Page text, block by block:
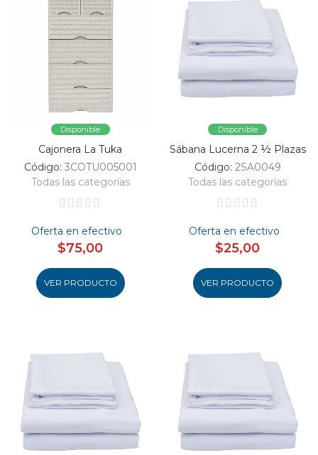
Disponible
Cajonera La Tuka
Código: 3COTU005001
Todas las categorías
Oferta en efectivo
$75,00
VER PRODUCTO
Disponible
Sábana Lucerna 2 ½ Plazas
Código: 2SA0049
Todas las categorías
Oferta en efectivo
$25,00
VER PRODUCTO